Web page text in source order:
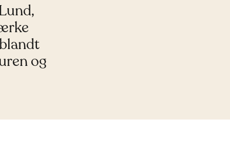
og